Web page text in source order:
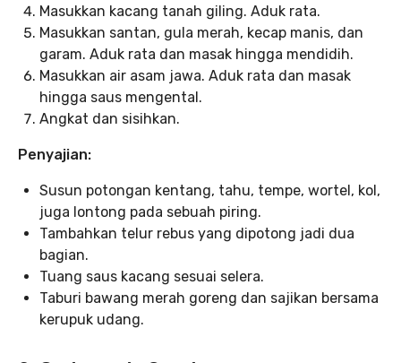
Masukkan kacang tanah giling. Aduk rata.
Masukkan santan, gula merah, kecap manis, dan
garam. Aduk rata dan masak hingga mendidih.
Masukkan air asam jawa. Aduk rata dan masak
hingga saus mengental.
Angkat dan sisihkan.
Penyajian:
Susun potongan kentang, tahu, tempe, wortel, kol,
juga lontong pada sebuah piring.
Tambahkan telur rebus yang dipotong jadi dua
bagian.
Tuang saus kacang sesuai selera.
Taburi bawang merah goreng dan sajikan bersama
kerupuk udang.